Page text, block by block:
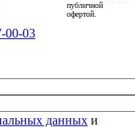
00-03
публичной
офертой.
данных и